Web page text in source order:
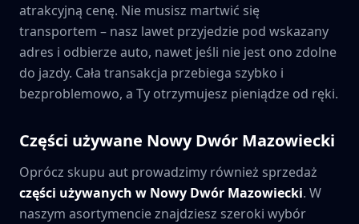
atrakcyjną cenę. Nie musisz martwić się
transportem – nasz lawet przyjedzie pod wskazany
adres i odbierze auto, nawet jeśli nie jest ono zdolne
do jazdy. Cała transakcja przebiega szybko i
bezproblemowo, a Ty otrzymujesz pieniądze od ręki.
Części używane Nowy Dwór Mazowiecki
Oprócz skupu aut prowadzimy również sprzedaż
części używanych w Nowy Dwór Mazowiecki. W
naszym asortymencie znajdziesz szeroki wybór